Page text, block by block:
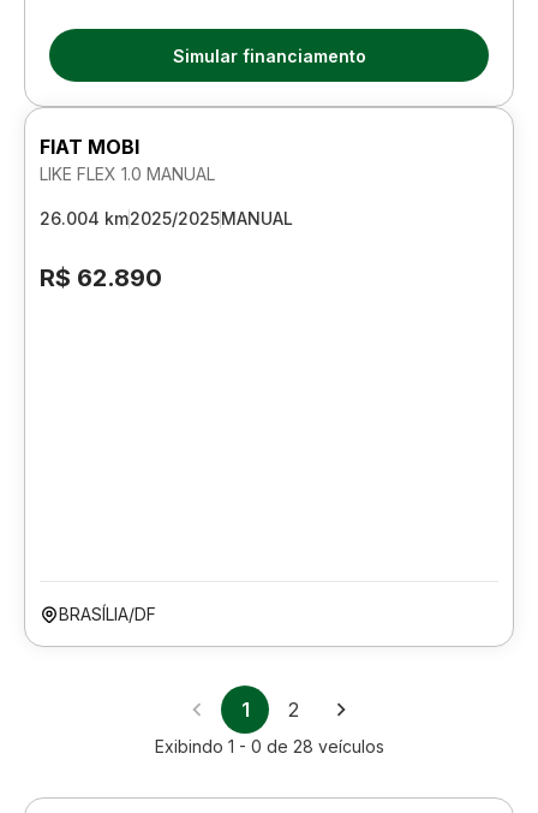
Simular financiamento
FIAT MOBI
LIKE FLEX 1.0 MANUAL
26.004 km2025/2025MANUAL
R$ 62.890
BRASÍLIA/DF
1 2
Exibindo 1 - 0 de 28 veículos